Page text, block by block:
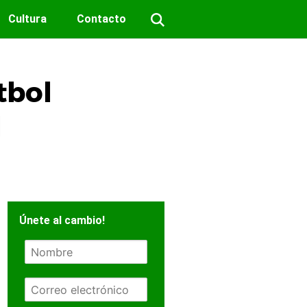
Cultura Contacto
Únete al cambio!
N
m
r
E
m